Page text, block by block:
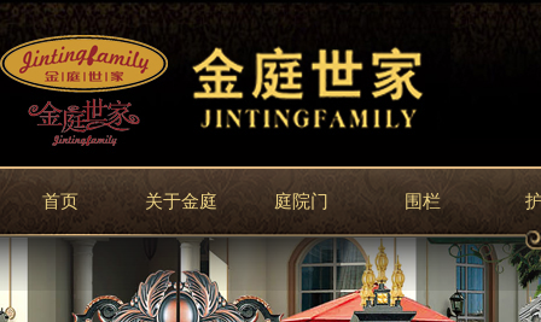
首页 关于金庭 庭院门 围栏